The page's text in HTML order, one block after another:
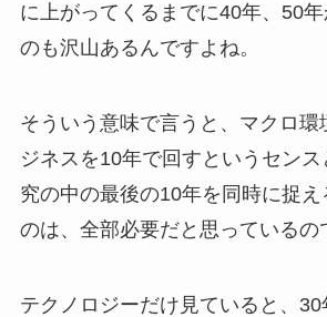
に上がってくるまでに40年、50
のも沢山あるんですよね。
そういう意味で言うと、マクロ環
ジネスを10年で回すというセン
究の中の最後の10年を同時に捉え
のは、全部必要だと思っているの
テクノロジーだけ見ていると、